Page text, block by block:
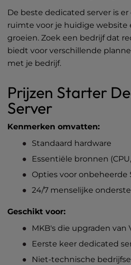
De beste dedicated server is
ruimte voor je huidige website
groeien. Zoek een bedrijf dat
biedt voor verschillende
met je bedrijf.
Prijzen Starter
Server
Kenmerken omvatten:
Standaard hardware
Essentiële bronnen
Opties voor onbeheerde
24/7 menselijke
Geschikt voor:
MKB's die upgraden van
Eerste keer dedicated
Niet-technische